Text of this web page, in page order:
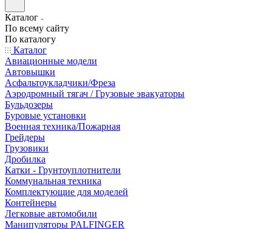
Каталог
По всему сайту
По каталогу
Каталог
Авиационные модели
Автовышки
Асфальтоукладчики/Фреза
Аэродромный тягач / Грузовые эвакуаторы
Бульдозеры
Буровые установки
Военная техника/Пожарная
Грейдеры
Грузовики
Дробилка
Катки - Грунтоуплотнители
Коммунальная техника
Комплектующие для моделей
Контейнеры
Легковые автомобили
Манипуляторы PALFINGER